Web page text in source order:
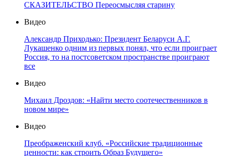
СКАЗИТЕЛЬСТВО Переосмысляя старину
Видео
Александр Приходько: Президент Беларуси А.Г.
Лукашенко одним из первых понял, что если проиграет
Россия, то на постсоветском пространстве проиграют
все
Видео
Михаил Дроздов: «Найти место соотечественников в
новом мире»
Видео
Преображенский клуб. «Российские традиционные
ценности: как строить Образ Будущего»